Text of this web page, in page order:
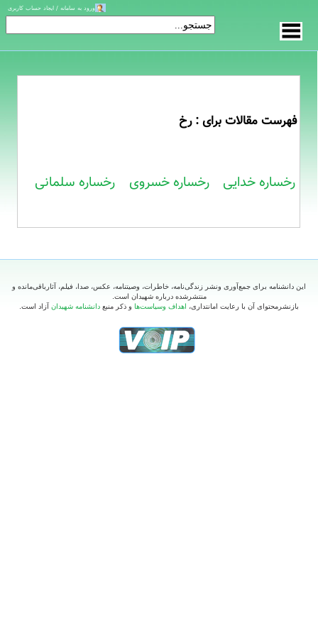
فهرست مقالات برای : رخ
رخساره خدایی رخساره خسروی رخساره سلمانی
ورود به سامانه / ایجاد حساب کاربری
این دانشنامه برای جمع‌آوری ونشر زندگی‌نامه، خاطرات، وصیتنامه، عکس، صدا، فیلم، آثارباقی‌مانده و
منتشرشده درباره شهیدان است.
بازنشرمحتوای آن با رعایت امانتداری، اهداف وسیاست‌ها و ذکر منبع دانشنامه شهیدان آزاد است.